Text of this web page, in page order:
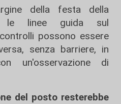
della festa della
le linee guida sul
possono essere
senza barriere, in
un'osservazione di
del posto resterebbe